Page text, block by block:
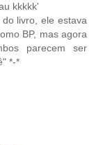
kkkkk'
livro, ele estava
BP, mas agora
parecem ser
*-*